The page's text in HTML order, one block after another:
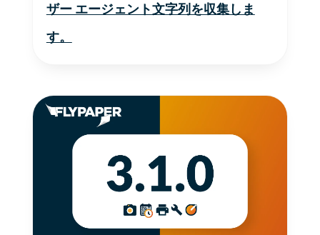
ザー エージェント文字列を収集しま
す。